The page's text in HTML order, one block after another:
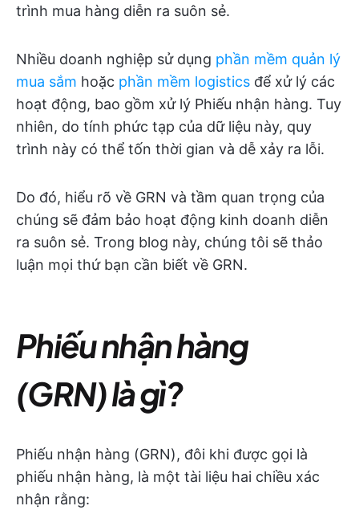
trình mua hàng diễn ra suôn sẻ.
Nhiều doanh nghiệp sử dụng phần mềm quản lý
mua sắm hoặc phần mềm logistics để xử lý các
hoạt động, bao gồm xử lý Phiếu nhận hàng. Tuy
nhiên, do tính phức tạp của dữ liệu này, quy
trình này có thể tốn thời gian và dễ xảy ra lỗi.
Do đó, hiểu rõ về GRN và tầm quan trọng của
chúng sẽ đảm bảo hoạt động kinh doanh diễn
ra suôn sẻ. Trong blog này, chúng tôi sẽ thảo
luận mọi thứ bạn cần biết về GRN.
Phiếu nhận hàng
(GRN) là gì?
Phiếu nhận hàng (GRN), đôi khi được gọi là
phiếu nhận hàng, là một tài liệu hai chiều xác
nhận rằng: